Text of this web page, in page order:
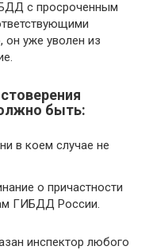
с просроченным
уже уволен из
быть:
в коем случае не
о причастности
ГИБДД России.
инспектор любого